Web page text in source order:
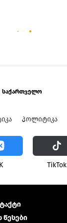
საქართველო
ᲞᲝᲚᲘᲢᲘᲙᲐ
ТikТоk
წესები